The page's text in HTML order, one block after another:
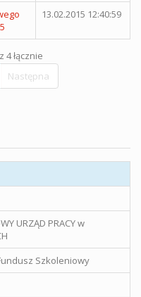
13.02.2015 12:40:59
4 łącznie
Następna
URZĄD PRACY w
Szkoleniowy